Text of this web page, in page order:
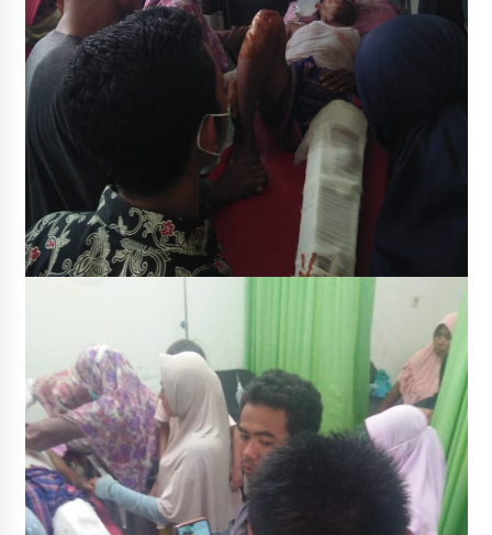
SATRESNARKOBA POLRES DOMPU AMANKAN
TERDUGA PELAKU NARKOTIKA DI KECAMATAN
KEMPO, BELASAN PAKET DIDUGA SABU DISITA
1 bulan ago